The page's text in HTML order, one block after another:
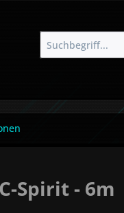
Spirit - 6m